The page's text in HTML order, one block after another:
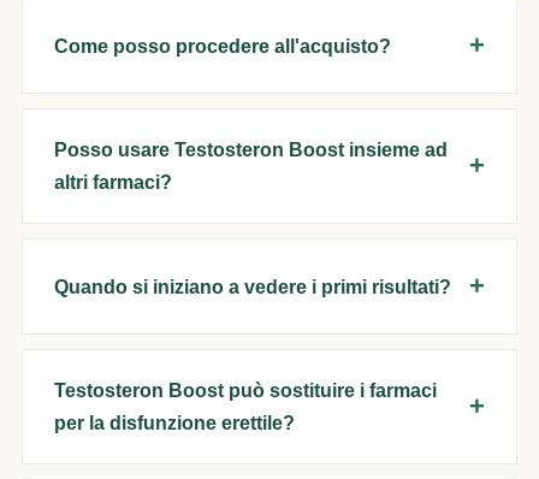
Come posso procedere all'acquisto?
Posso usare Testosteron Boost insieme ad
altri farmaci?
Quando si iniziano a vedere i primi risultati?
Testosteron Boost può sostituire i farmaci
per la disfunzione erettile?